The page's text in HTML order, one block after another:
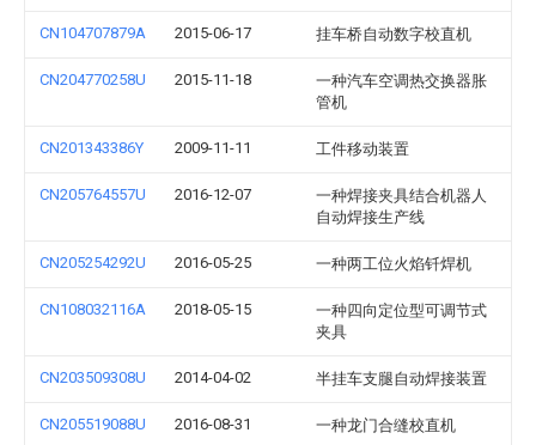
CN104707879A 2015-06-17 挂车桥自动数字校直机
CN204770258U 2015-11-18
一种汽车空调热交换器胀
管机
CN201343386Y 2009-11-11 工件移动装置
CN205764557U 2016-12-07
一种焊接夹具结合机器人
自动焊接生产线
CN205254292U 2016-05-25 一种两工位火焰钎焊机
CN108032116A 2018-05-15
一种四向定位型可调节式
夹具
CN203509308U 2014-04-02 半挂车支腿自动焊接装置
CN205519088U 2016-08-31 一种龙门合缝校直机